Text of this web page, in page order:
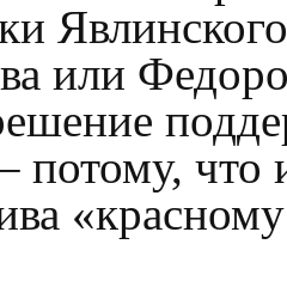
или
потому, что